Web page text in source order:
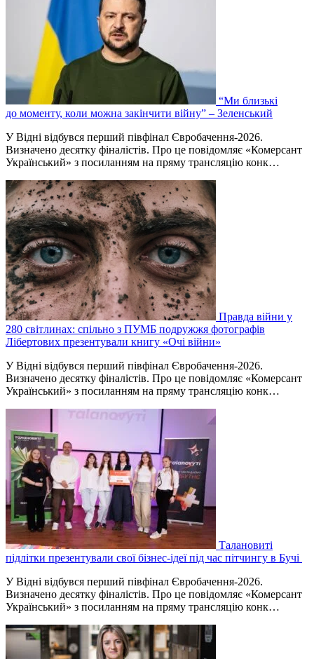
“Ми близькі
до моменту, коли можна закінчити війну” – Зеленський
У Відні відбувся перший півфінал Євробачення-2026.
Визначено десятку фіналістів. Про це повідомляє «Комерсант
Український» з посиланням на пряму трансляцію конк…
Правда війни у
280 світлинах: спільно з ПУМБ подружжя фотографів
Лібертових презентували книгу «Очі війни»
У Відні відбувся перший півфінал Євробачення-2026.
Визначено десятку фіналістів. Про це повідомляє «Комерсант
Український» з посиланням на пряму трансляцію конк…
Талановиті
підлітки презентували свої бізнес-ідеї під час пітчингу в Бучі
У Відні відбувся перший півфінал Євробачення-2026.
Визначено десятку фіналістів. Про це повідомляє «Комерсант
Український» з посиланням на пряму трансляцію конк…